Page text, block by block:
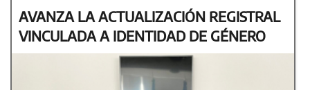
AVANZA LA ACTUALIZACIÓN REGISTRAL
VINCULADA A IDENTIDAD DE GÉNERO